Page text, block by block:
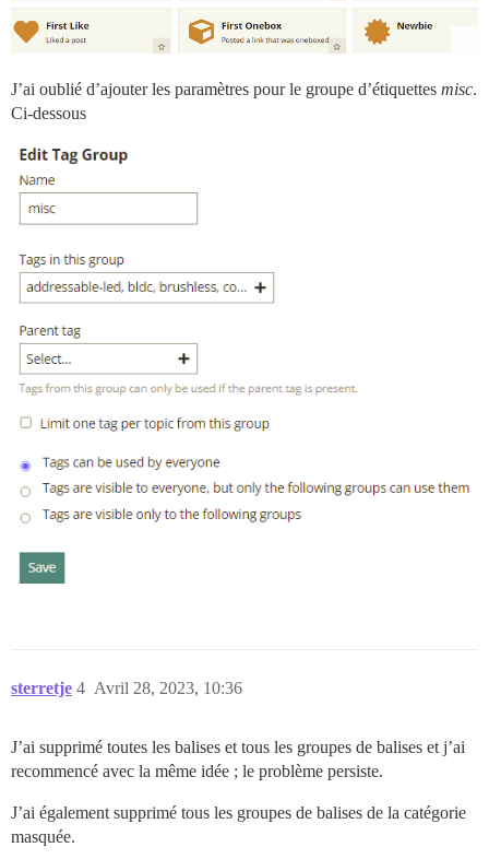
J’ai oublié d’ajouter les paramètres pour le groupe d’étiquettes misc.
Ci-dessous
sterretje Avril 28, 2023, 10:36
4
J’ai supprimé toutes les balises et tous les groupes de balises et j’ai
recommencé avec la même idée ; le problème persiste.
J’ai également supprimé tous les groupes de balises de la catégorie
masquée.